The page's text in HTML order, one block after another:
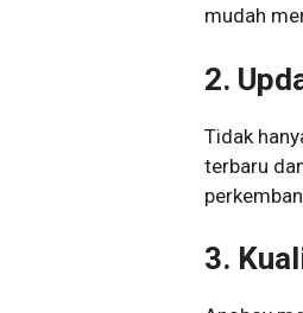
mudah
2.
Tidak
terbaru
3.